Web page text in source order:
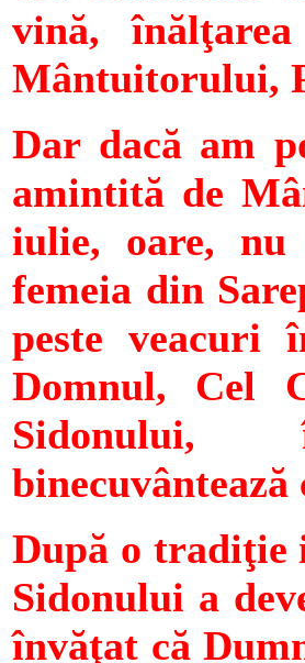
vină,
Mântuitorului,
Dar dacă am
amintită de
iulie, oare,
femeia din
peste veacuri
Domnul, Cel
Sidonului,
După o tradiţie
Sidonului a
învăţat că